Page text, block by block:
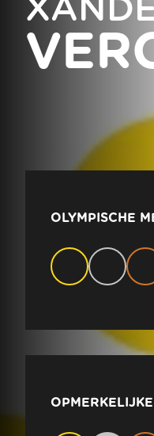
OLYMPISCHE